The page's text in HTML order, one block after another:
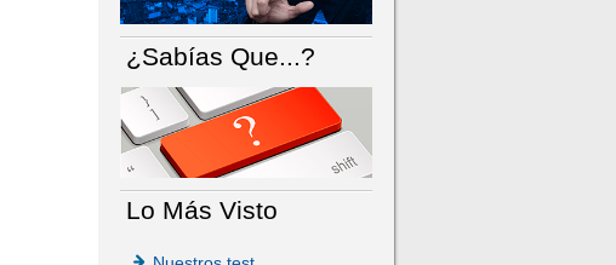
¿Sabías Que...?
Lo Más Visto